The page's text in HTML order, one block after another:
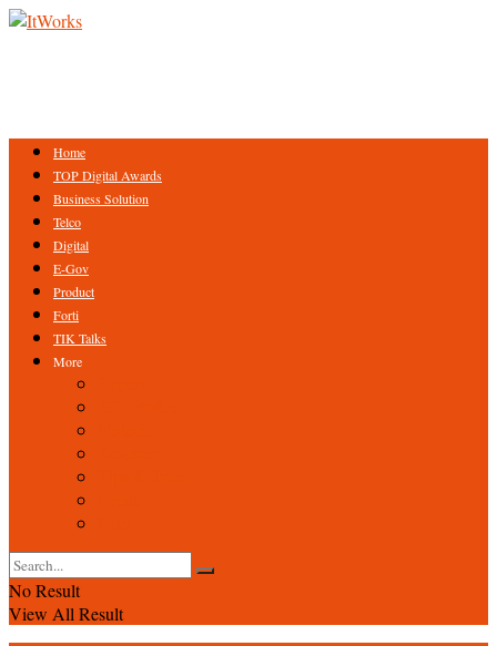
Home
TOP Digital Awards
Business Solution
Telco
Digital
E-Gov
Product
Forti
TIK Talks
More
No Result
View All Result